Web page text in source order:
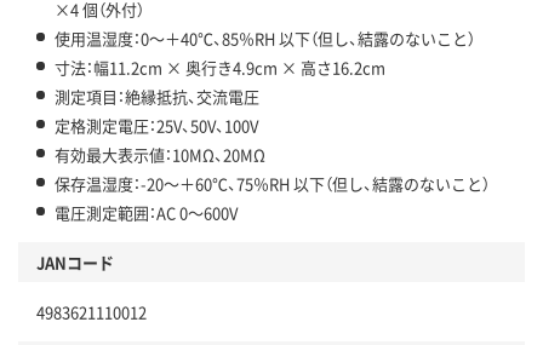
×4 個（外付）
使用温湿度：0～＋40℃、85％RH 以下（但し、結露のないこと）
寸法：幅11.2cm × 奥行き4.9cm × 高さ16.2cm
測定項目：絶縁抵抗、交流電圧
定格測定電圧：25V、50V、100V
有効最大表示値：10MΩ、20MΩ
保存温湿度：-20～＋60℃、75％RH 以下（但し、結露のないこと）
電圧測定範囲：AC 0～600V
JANコード
4983621110012